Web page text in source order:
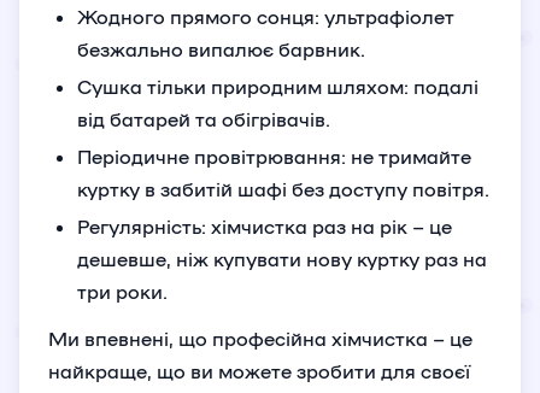
Жодного прямого сонця: ультрафіолет
безжально випалює барвник.
Сушка тільки природним шляхом: подалі
від батарей та обігрівачів.
Періодичне провітрювання: не тримайте
куртку в забитій шафі без доступу повітря.
Регулярність: хімчистка раз на рік – це
дешевше, ніж купувати нову куртку раз на
три роки.
Ми впевнені, що професійна хімчистка – це
найкраще, що ви можете зробити для своєї